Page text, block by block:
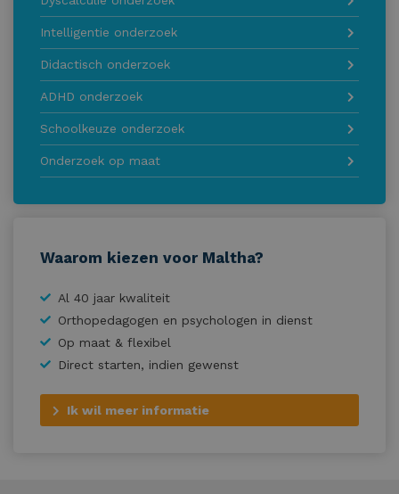
Intelligentie onderzoek
Didactisch onderzoek
ADHD onderzoek
Schoolkeuze onderzoek
Onderzoek op maat
Waarom kiezen voor Maltha?
Al 40 jaar kwaliteit
Orthopedagogen en psychologen in dienst
Op maat & flexibel
Direct starten, indien gewenst
Ik wil meer informatie